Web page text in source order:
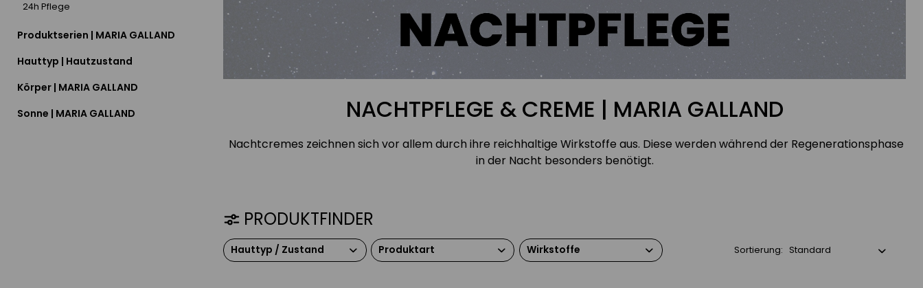
24h Pflege
Produktserien | MARIA GALLAND
Hauttyp | Hautzustand
Körper | MARIA GALLAND
Sonne | MARIA GALLAND
NACHTPFLEGE & CREME | MARIA GALLAND
Nachtcremes zeichnen sich vor allem durch ihre reichhaltige Wirkstoffe aus. Diese werden während der Regenerationsphase
in der Nacht besonders benötigt.
PRODUKTFINDER
Hauttyp / Zustand Produktart Wirkstoffe Sortierung: